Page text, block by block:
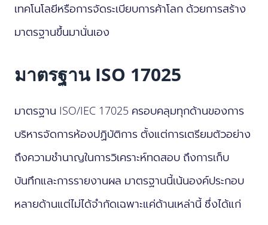
เทคโนโลยีหรือการจัดระเบียบการค้าโลก ด้วยการสร้าง
มาตรฐานขึ้นมานั่นเอง
มาตรฐาน ISO 17025
มาตรฐาน ISO/IEC 17025 ครอบคลุมทุกด้านของการ
บริหารจัดการห้องปฏิบัติการ ตั้งแต่การเตรียมตัวอย่าง
ถึงความชำนาญในการวิเคราะห์ทดสอบ ถึงการเก็บ
บันทึกและการรายงานผล มาตรฐานนี้เน้นองค์ประกอบ
หลายด้านแต่ไม่ได้จำกัดเฉพาะแค่ด้านเหล่านี้ ซึ่งได้แก่